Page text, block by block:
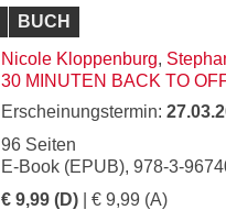
BUCH
Nicole Kloppenburg,
30 MINUTEN BACK TO
Erscheinungstermin:
96 Seiten
E-Book (EPUB), 978-3-
€ 9,99 (D) | € 9,99 (A)